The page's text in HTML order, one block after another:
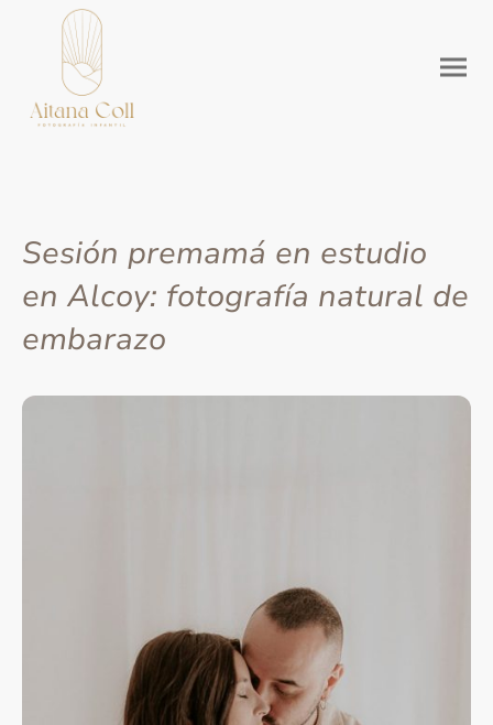
Sesión premamá en estudio
en Alcoy: fotografía natural de
embarazo